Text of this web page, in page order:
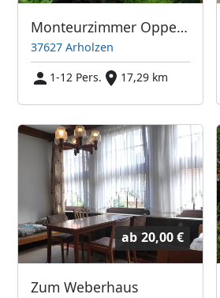
Monteurzimmer Oppermann
37627 Arholzen
1-12 Pers.
17,29 km
ab 20,00 €
Zum Weberhaus